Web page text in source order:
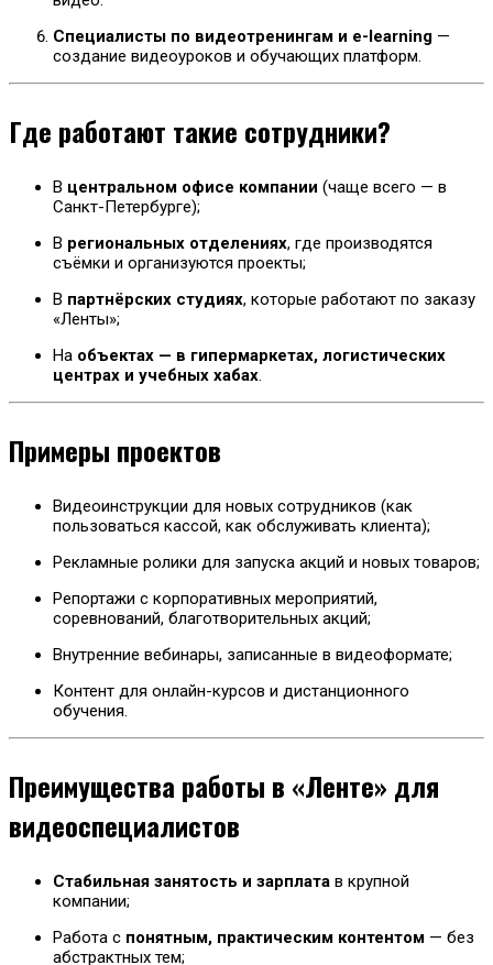
Специалисты по видеотренингам и e-learning —
создание видеоуроков и обучающих платформ.
Где работают такие сотрудники?
В центральном офисе компании (чаще всего — в
Санкт-Петербурге);
В региональных отделениях, где производятся
съёмки и организуются проекты;
В партнёрских студиях, которые работают по заказу
«Ленты»;
На объектах — в гипермаркетах, логистических
центрах и учебных хабах.
Примеры проектов
Видеоинструкции для новых сотрудников (как
пользоваться кассой, как обслуживать клиента);
Рекламные ролики для запуска акций и новых товаров;
Репортажи с корпоративных мероприятий,
соревнований, благотворительных акций;
Внутренние вебинары, записанные в видеоформате;
Контент для онлайн-курсов и дистанционного
обучения.
Преимущества работы в «Ленте» для
видеоспециалистов
Стабильная занятость и зарплата в крупной
компании;
Работа с понятным, практическим контентом — без
абстрактных тем;